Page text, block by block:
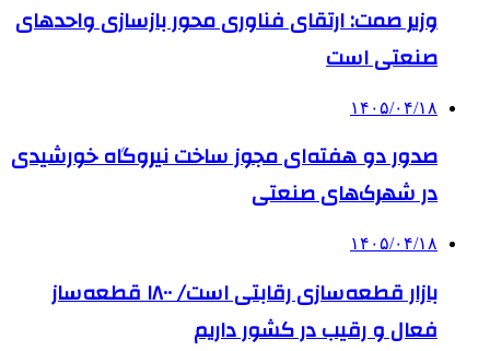
وزیر صمت: ارتقای فناوری محور بازسازی واحدهای
صنعتی است
۱۴۰۵/۰۴/۱۸
صدور دو هفته‌ای مجوز ساخت نیروگاه خورشیدی
در شهرک‌های صنعتی
۱۴۰۵/۰۴/۱۸
بازار قطعه‌سازی رقابتی است/ ۱۸۰۰ قطعه‌ساز
فعال و رقیب در کشور داریم